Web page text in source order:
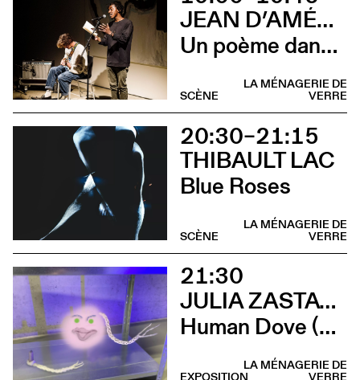
JEAN D’AMÉRIQUE & LUCAS PRÊLEUR
Un poème dans la flaque rouge
LA MÉNAGERIE DE
VERRE
SCÈNE
20:30–21:15
THIBAULT LAC
Blue Roses
LA MÉNAGERIE DE
VERRE
SCÈNE
21:30
JULIA ZASTAVA
Human Dove (Vernissage)
LA MÉNAGERIE DE
VERRE
EXPOSITION